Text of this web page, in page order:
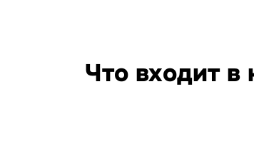
15
Что входит